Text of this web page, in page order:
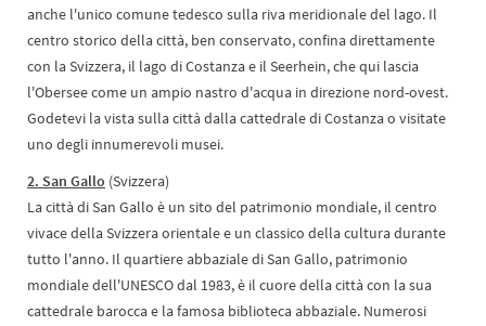
anche l'unico comune tedesco sulla riva meridionale del lago. Il
centro storico della città, ben conservato, confina direttamente
con la Svizzera, il lago di Costanza e il Seerhein, che qui lascia
l'Obersee come un ampio nastro d'acqua in direzione nord-ovest.
Godetevi la vista sulla città dalla cattedrale di Costanza o visitate
uno degli innumerevoli musei.
2. San Gallo (Svizzera)
La città di San Gallo è un sito del patrimonio mondiale, il centro
vivace della Svizzera orientale e un classico della cultura durante
tutto l'anno. Il quartiere abbaziale di San Gallo, patrimonio
mondiale dell'UNESCO dal 1983, è il cuore della città con la sua
cattedrale barocca e la famosa biblioteca abbaziale. Numerosi